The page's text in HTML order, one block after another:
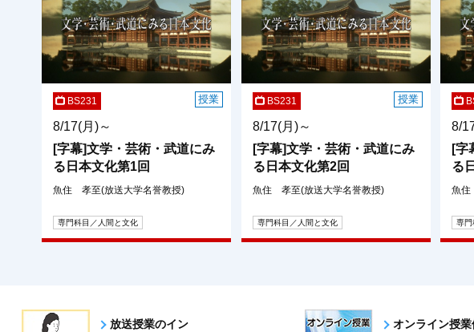
BS231 授業
8/17(月)～
[字幕]文学・芸術・武道にみ
る日本文化第1回
魚住 孝至(放送大学名誉教授)
専門科目／人間と文化
BS231 授業
8/17(月)～
[字幕]文学・芸術・武道にみ
る日本文化第2回
魚住 孝至(放送大学名誉教授)
専門科目／人間と文化
8/
[字
る
魚住
専門
放送授業のイン
オンライン授業